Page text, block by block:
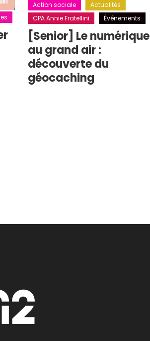
Action sociale
Actualités
CPA Annie Fratellini
Événements
[Senior] Le numérique
au grand air :
découverte du
géocaching